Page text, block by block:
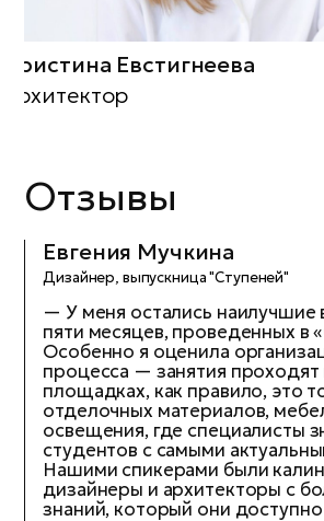
Кристина Евстигнеева
Архитектор
Оставьте заявку и
свяжемся
Отзывы
Евгения Мучкина
Дизайнер, выпускница "Ступеней"
— У меня остались наилучшие
пяти месяцев, проведенных в
Особенно я оценила
процесса — занятия проходят
площадках, как правило, это
отделочных материалов,
освещения, где специалисты
студентов с самыми
Нашими спикерами были
дизайнеры и архитекторы с
знаний, который они